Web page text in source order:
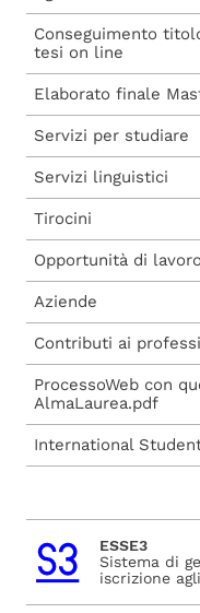
Procedura di
ammissione
Procedura di
Carta del Docente
Voucher 2025
Voucher 2026
Conseguimento
tesi on line
Elaborato finale
Servizi per studiare
Aule studio e
Biblioteche
Servizi linguistici
Tirocini
Opportunità di lavoro
Aziende
Contributi ai
ProcessoWeb con
AlmaLaurea.pdf
International
ESSE3
Sistema di
iscrizione